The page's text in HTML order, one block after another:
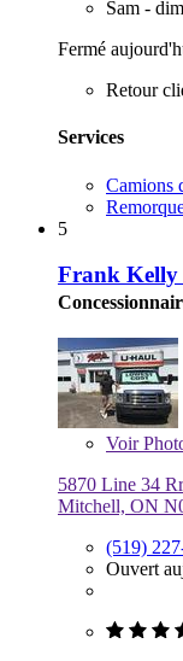
Sam -
Fermé
Retour
Services
Camions
5
Frank Kelly
Voir
5870 Line 34
Mitchell, ON
(519)
Ouvert